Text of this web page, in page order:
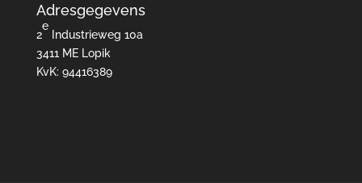
Adresgegevens
2
e
Industrieweg 10a
3411 ME Lopik
KvK: 94416389